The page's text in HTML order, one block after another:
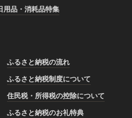
用品・消耗品特集
ふるさと納税の流れ
ふるさと納税制度について
住民税・所得税の控除について
ふるさと納税のお礼特典